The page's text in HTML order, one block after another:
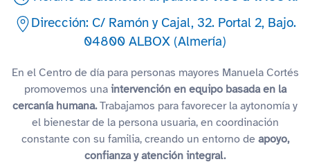
Dirección: C/ Ramón y Cajal, 32. Portal 2, Bajo.
04800 ALBOX (Almería)
En el Centro de día para personas mayores Manuela Cortés
promovemos una intervención en equipo basada en la
cercanía humana.Trabajamos para favorecer la aytonomía y
el bienestar de la persona usuaria, en coordinación
constante con su familia, creando un entorno de apoyo,
confianza y atención integral.